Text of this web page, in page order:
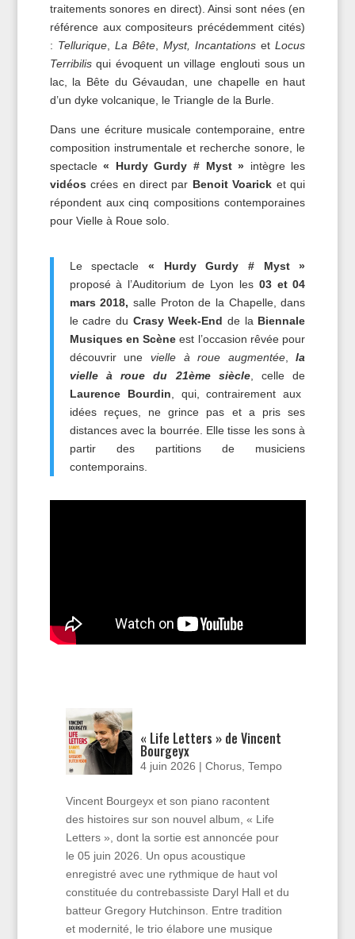
traitements sonores en direct). Ainsi sont nées (en
référence aux compositeurs précédemment cités)
: Tellurique, La Bête, Myst, Incantations etLocus
Terribilisqui évoquent un village englouti sous un
lac, la Bête du Gévaudan, une chapelle en haut
d’un dyke volcanique, le Triangle de la Burle.
Dans une écriture musicale contemporaine, entre
composition instrumentale et recherche sonore, le
spectacle« Hurdy Gurdy # Myst » intègre les
vidéos crées en direct par Benoit Voarick et qui
répondent aux cinq compositions contemporaines
pour Vielle à Roue solo.
Le spectacle « Hurdy Gurdy # Myst »
proposé à l’Auditorium de Lyon les 03 et 04
mars 2018, salle Proton de la Chapelle, dans
le cadre du Crasy Week-End de la Biennale
Musiques en Scène est l’occasion rêvée pour
découvrir une vielle à roue augmentée,la
vielle à roue du 21ème siècle, celle de
Laurence Bourdin , qui, contrairement aux
idées reçues, ne grince pas et a pris ses
distances avec la bourrée. Elle tisse les sons à
partir des partitions de musiciens
contemporains.
« Life Letters » de Vincent
Bourgeyx
4 juin 2026 |Chorus ,Tempo
Vincent Bourgeyx et son piano racontent
des histoires sur son nouvel album, « Life
Letters », dont la sortie est annoncée pour
le 05 juin 2026. Un opus acoustique
enregistré avec une rythmique de haut vol
constituée du contrebassiste Daryl Hall et du
batteur Gregory Hutchinson. Entre tradition
et modernité, le trio élabore une musique